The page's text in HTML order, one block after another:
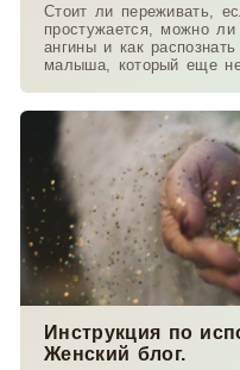
Стоит ли переживать,
простужается, можно
ангины и как
малыша, который еще
Инструкция по
Женский блог.